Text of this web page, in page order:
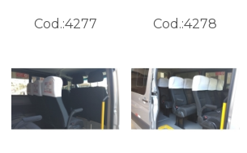
Cod.:4277 Cod.:4278